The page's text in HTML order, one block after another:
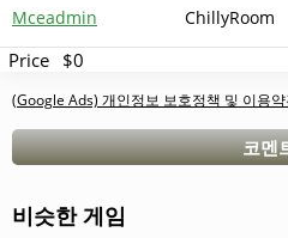
Mceadmin ChillyRoom
Price $0
(Google Ads) 개인정보 보호정책 및 이용
코멘
비슷한 게임